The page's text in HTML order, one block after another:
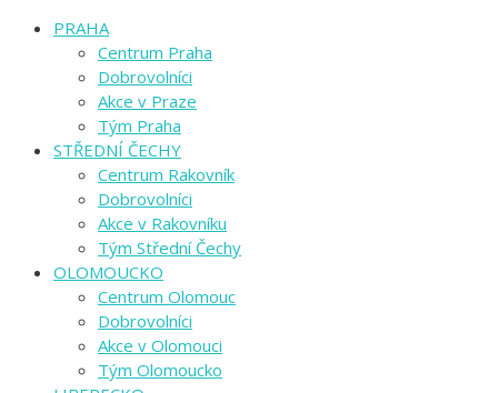
PRAHA
Centrum Praha
Dobrovolníci
Akce v Praze
Tým Praha
STŘEDNÍ ČECHY
Centrum Rakovník
Dobrovolníci
Akce v Rakovníku
Tým Střední Čechy
OLOMOUCKO
Centrum Olomouc
Dobrovolníci
Akce v Olomouci
Tým Olomoucko